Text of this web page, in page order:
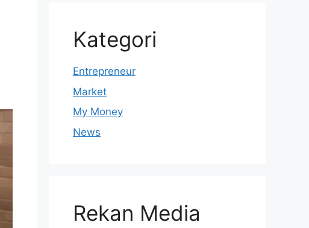
Kategori
Entrepreneur
Market
My Money
News
Rekan Media